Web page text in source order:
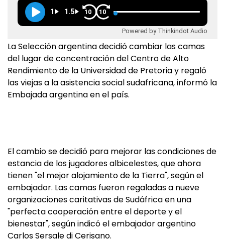
1 1.5 10 10
Powered by Thinkindot Audio
La Selección argentina decidió cambiar las camas
del lugar de concentración del Centro de Alto
Rendimiento de la Universidad de Pretoria y regaló
las viejas a la asistencia social sudafricana, informó la
Embajada argentina en el país.
El cambio se decidió para mejorar las condiciones de
estancia de los jugadores albicelestes, que ahora
tienen "el mejor alojamiento de la Tierra", según el
embajador. Las camas fueron regaladas a nueve
organizaciones caritativas de Sudáfrica en una
"perfecta cooperación entre el deporte y el
bienestar", según indicó el embajador argentino
Carlos Sersale di Cerisano.